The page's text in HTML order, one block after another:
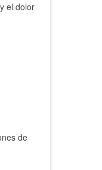
el dolor
de